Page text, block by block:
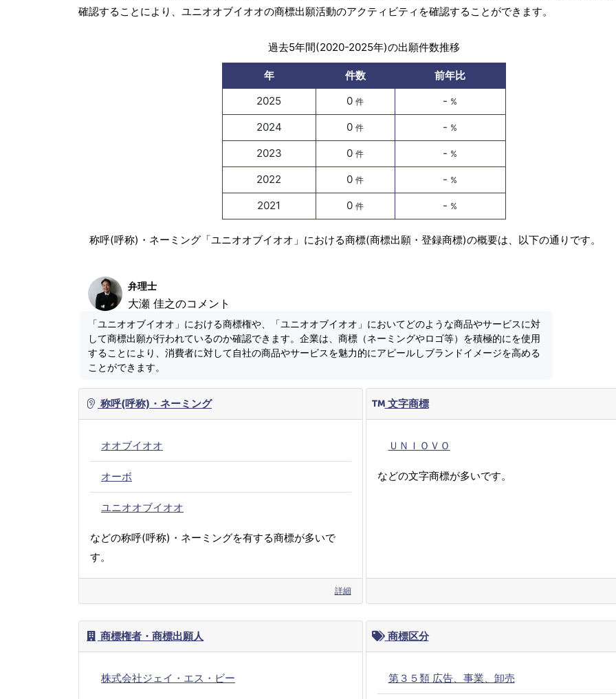
確認することにより、ユニオオブイオオの商標出願活動のアクティビティを確認することができます。
過去5年間(2020-2025年)の出願件数推移
年 件数
前年比
2025
0件 - %
2024 0件 - %
2023 0件 - %
2022 0件 - %
2021 0件 - %
称呼(呼称)・ネーミング「ユニオオブイオオ」における商標(商標出願・登録商標)の概要は、以下の通りです。
弁理士
大瀬 佳之のコメント
「ユニオオブイオオ」における商標権や、「ユニオオブイオオ」においてどのような商品やサービスに対
して商標出願が行われているのか確認できます。企業は、商標（ネーミングやロゴ等）を積極的にを使用
することにより、消費者に対して自社の商品やサービスを魅力的にアピールしブランドイメージを高める
ことができます。
称呼(呼称)・ネーミング
オオブイオオ
オーボ
ユニオオブイオオ
などの称呼(呼称)・ネーミングを有する商標が多いで
す。
詳細
文字商標
ＵＮＩＯＶＯ
などの文字商標が多いです。
商標権者・商標出願人
株式会社ジェイ・エス・ビー
商標区分
第３５類 広告、事業、卸売